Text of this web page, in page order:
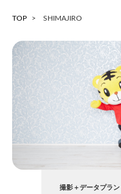
TOP SHIMAJIRO
撮影＋データプラン